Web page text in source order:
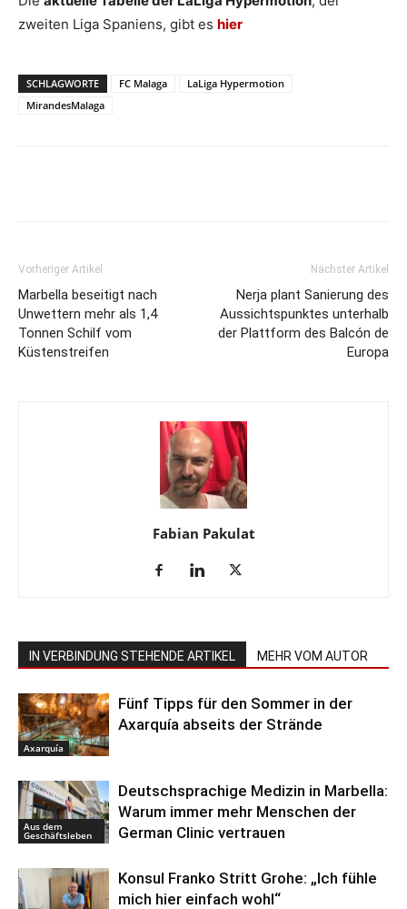
zweiten Liga Spaniens, gibt es hier
SCHLAGWORTE FC Malaga
LaLiga Hypermotion
MirandesMalaga
Vorheriger Artikel
Marbella beseitigt nach
Unwettern mehr als 1,4
Tonnen Schilf vom
Küstenstreifen
Nächster Artikel
Nerja plant Sanierung des
Aussichtspunktes unterhalb
der Plattform des Balcón de
Europa
Fabian Pakulat
IN VERBINDUNG STEHENDE ARTIKEL MEHR VOM AUTOR
Axarquía
Fünf Tipps für den Sommer in der
Axarquía abseits der Strände
Aus dem
Geschäftsleben
Deutschsprachige Medizin in Marbella:
Warum immer mehr Menschen der
German Clinic vertrauen
Konsul Franko Stritt Grohe: „Ich fühle
mich hier einfach wohl“